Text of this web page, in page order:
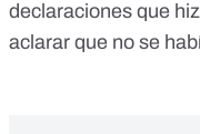
declaraciones que
aclarar que no se